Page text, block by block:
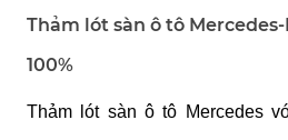
Thảm lót sàn ô tô
100%
Thảm lót sàn ô tô Mercedes